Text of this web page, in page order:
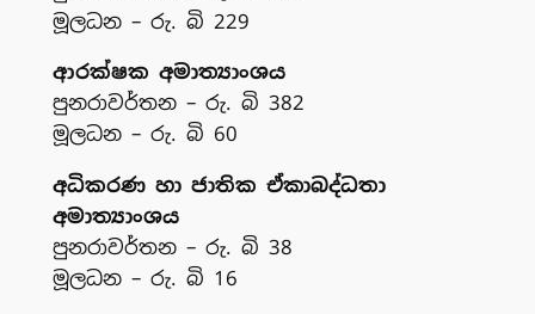
මූලධන – රු. බි 229
ආරක්ෂක අමාත්‍යාංශය
පුනරාවර්තන – රු. බි 382
මූලධන – රු. බි 60
අධිකරණ හා ජාතික ඒකාබද්ධතා
අමාත්‍යාංශය
පුනරාවර්තන – රු. බි 38
මූලධන – රු. බි 16